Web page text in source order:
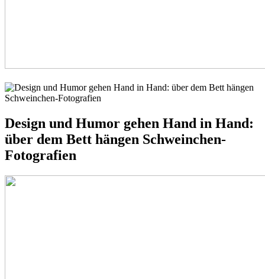
Design und Humor gehen Hand in Hand:
über dem Bett hängen Schweinchen-
Fotografien